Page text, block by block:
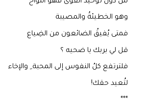
وهو الخطيئةُ والمصيبة
فمتى يُفيقُ الضائعون من الضِياع
قل لي بربك يا ضحيه ؟
فلترتفع كلُ النفوس إلى المحبة ِ والإخاء
لتُعيد حقك!
***